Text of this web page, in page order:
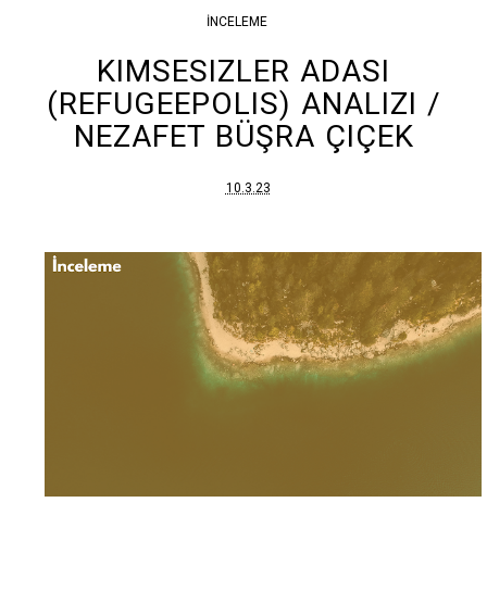
İNCELEME
KIMSESIZLER ADASI
(REFUGEEPOLIS) ANALIZI /
NEZAFET BÜŞRA ÇIÇEK
10.3.23